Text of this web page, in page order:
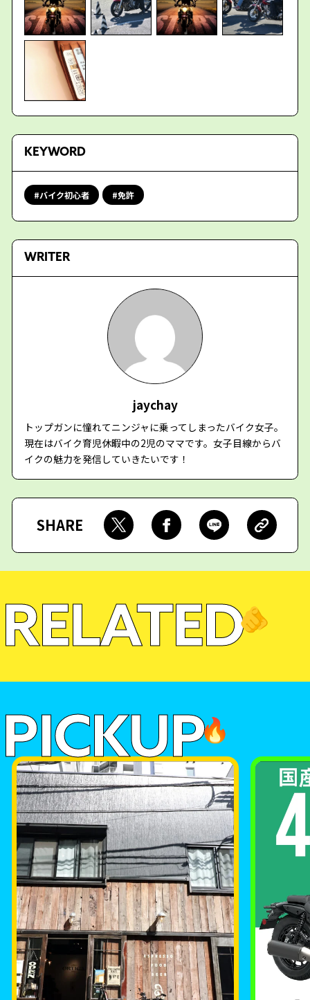
KEYWORD
バイク初心者 免許
WRITER
jaychay
トップガンに憧れてニンジャに乗ってしまったバイク女子。
現在はバイク育児休暇中の2児のママです。女子目線からバ
イクの魅力を発信していきたいです！
SHARE
RELATED🫵
PICKUP🔥